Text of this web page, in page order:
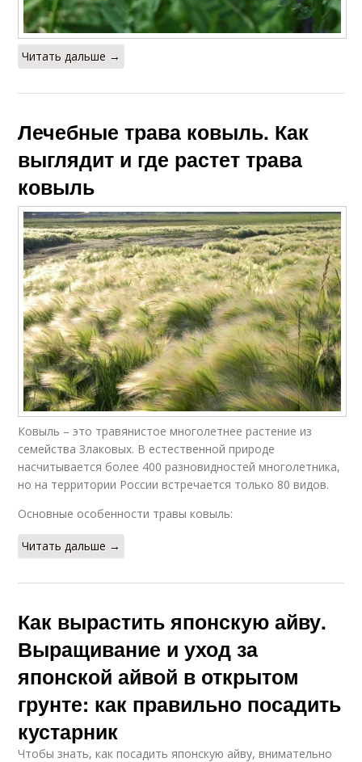
Читать дальше →
Лечебные трава ковыль. Как
выглядит и где растет трава
ковыль
Ковыль – это травянистое многолетнее растение из
семейства Злаковых. В естественной природе
насчитывается более 400 разновидностей многолетника,
но на территории России встречается только 80 видов.
Основные особенности травы ковыль:
Читать дальше →
Как вырастить японскую айву.
Выращивание и уход за
японской айвой в открытом
грунте: как правильно посадить
кустарник
Чтобы знать, как посадить японскую айву, внимательно